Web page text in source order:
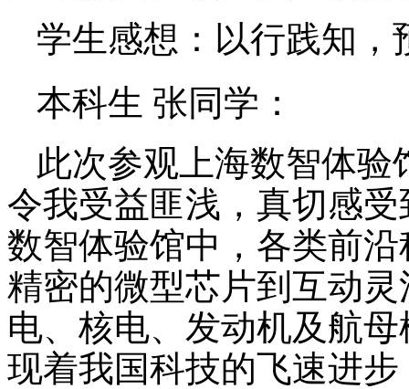
学生感想：以行践知，
本科生 张同学：
此次参观上海数智体
令我受益匪浅，真切感
数智体验馆中，各类前
精密的微型芯片到互动
电、核电、发动机及航
现着我国科技的飞速进